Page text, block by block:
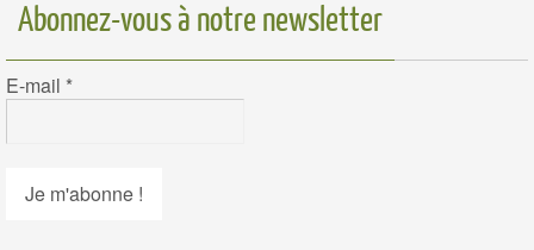
Abonnez-vous à notre newsletter
E-mail *